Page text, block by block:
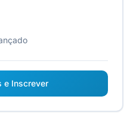
e Inscrever